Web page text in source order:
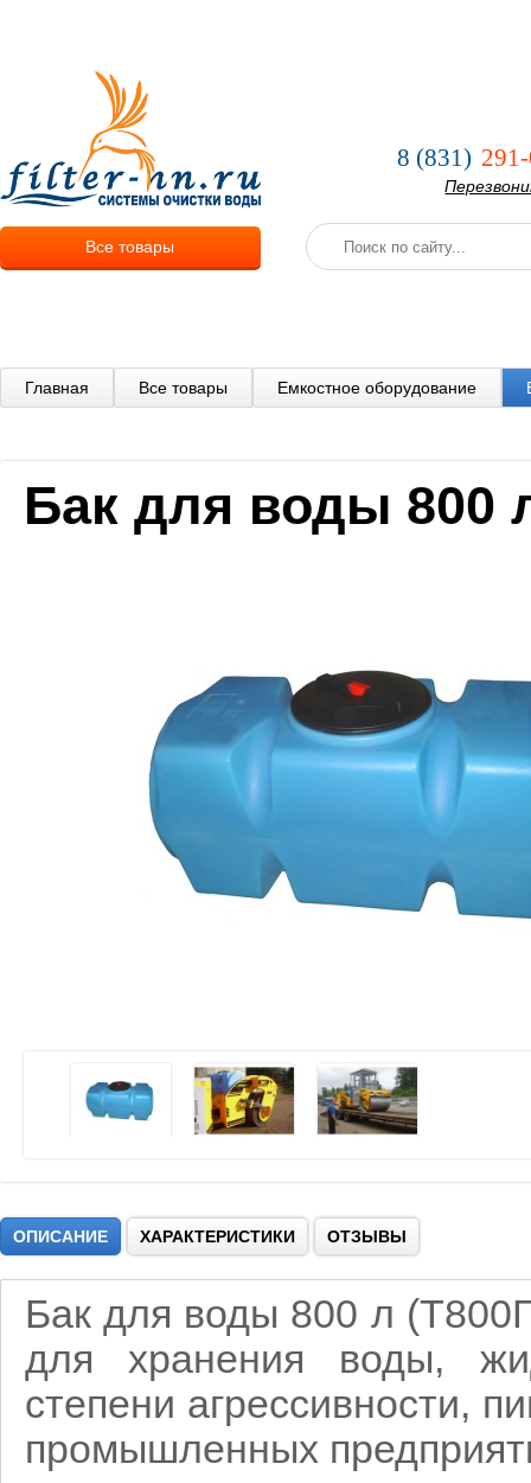
Все товары
8 (831)
Главная Все товары Емкостное оборудование
Бак для воды 800
ОПИСАНИЕ ХАРАКТЕРИСТИКИ ОТЗЫВЫ
Бак для воды 800 л
для хранения воды,
степени агрессивности,
промышленных